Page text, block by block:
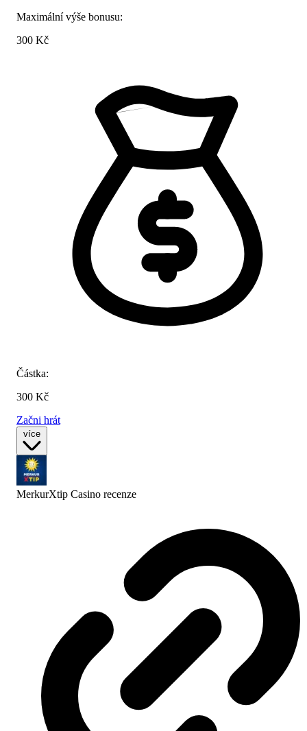
Maximální výše bonusu:
300 Kč
Částka:
300 Kč
Začni hrát
více
MerkurXtip Casino recenze